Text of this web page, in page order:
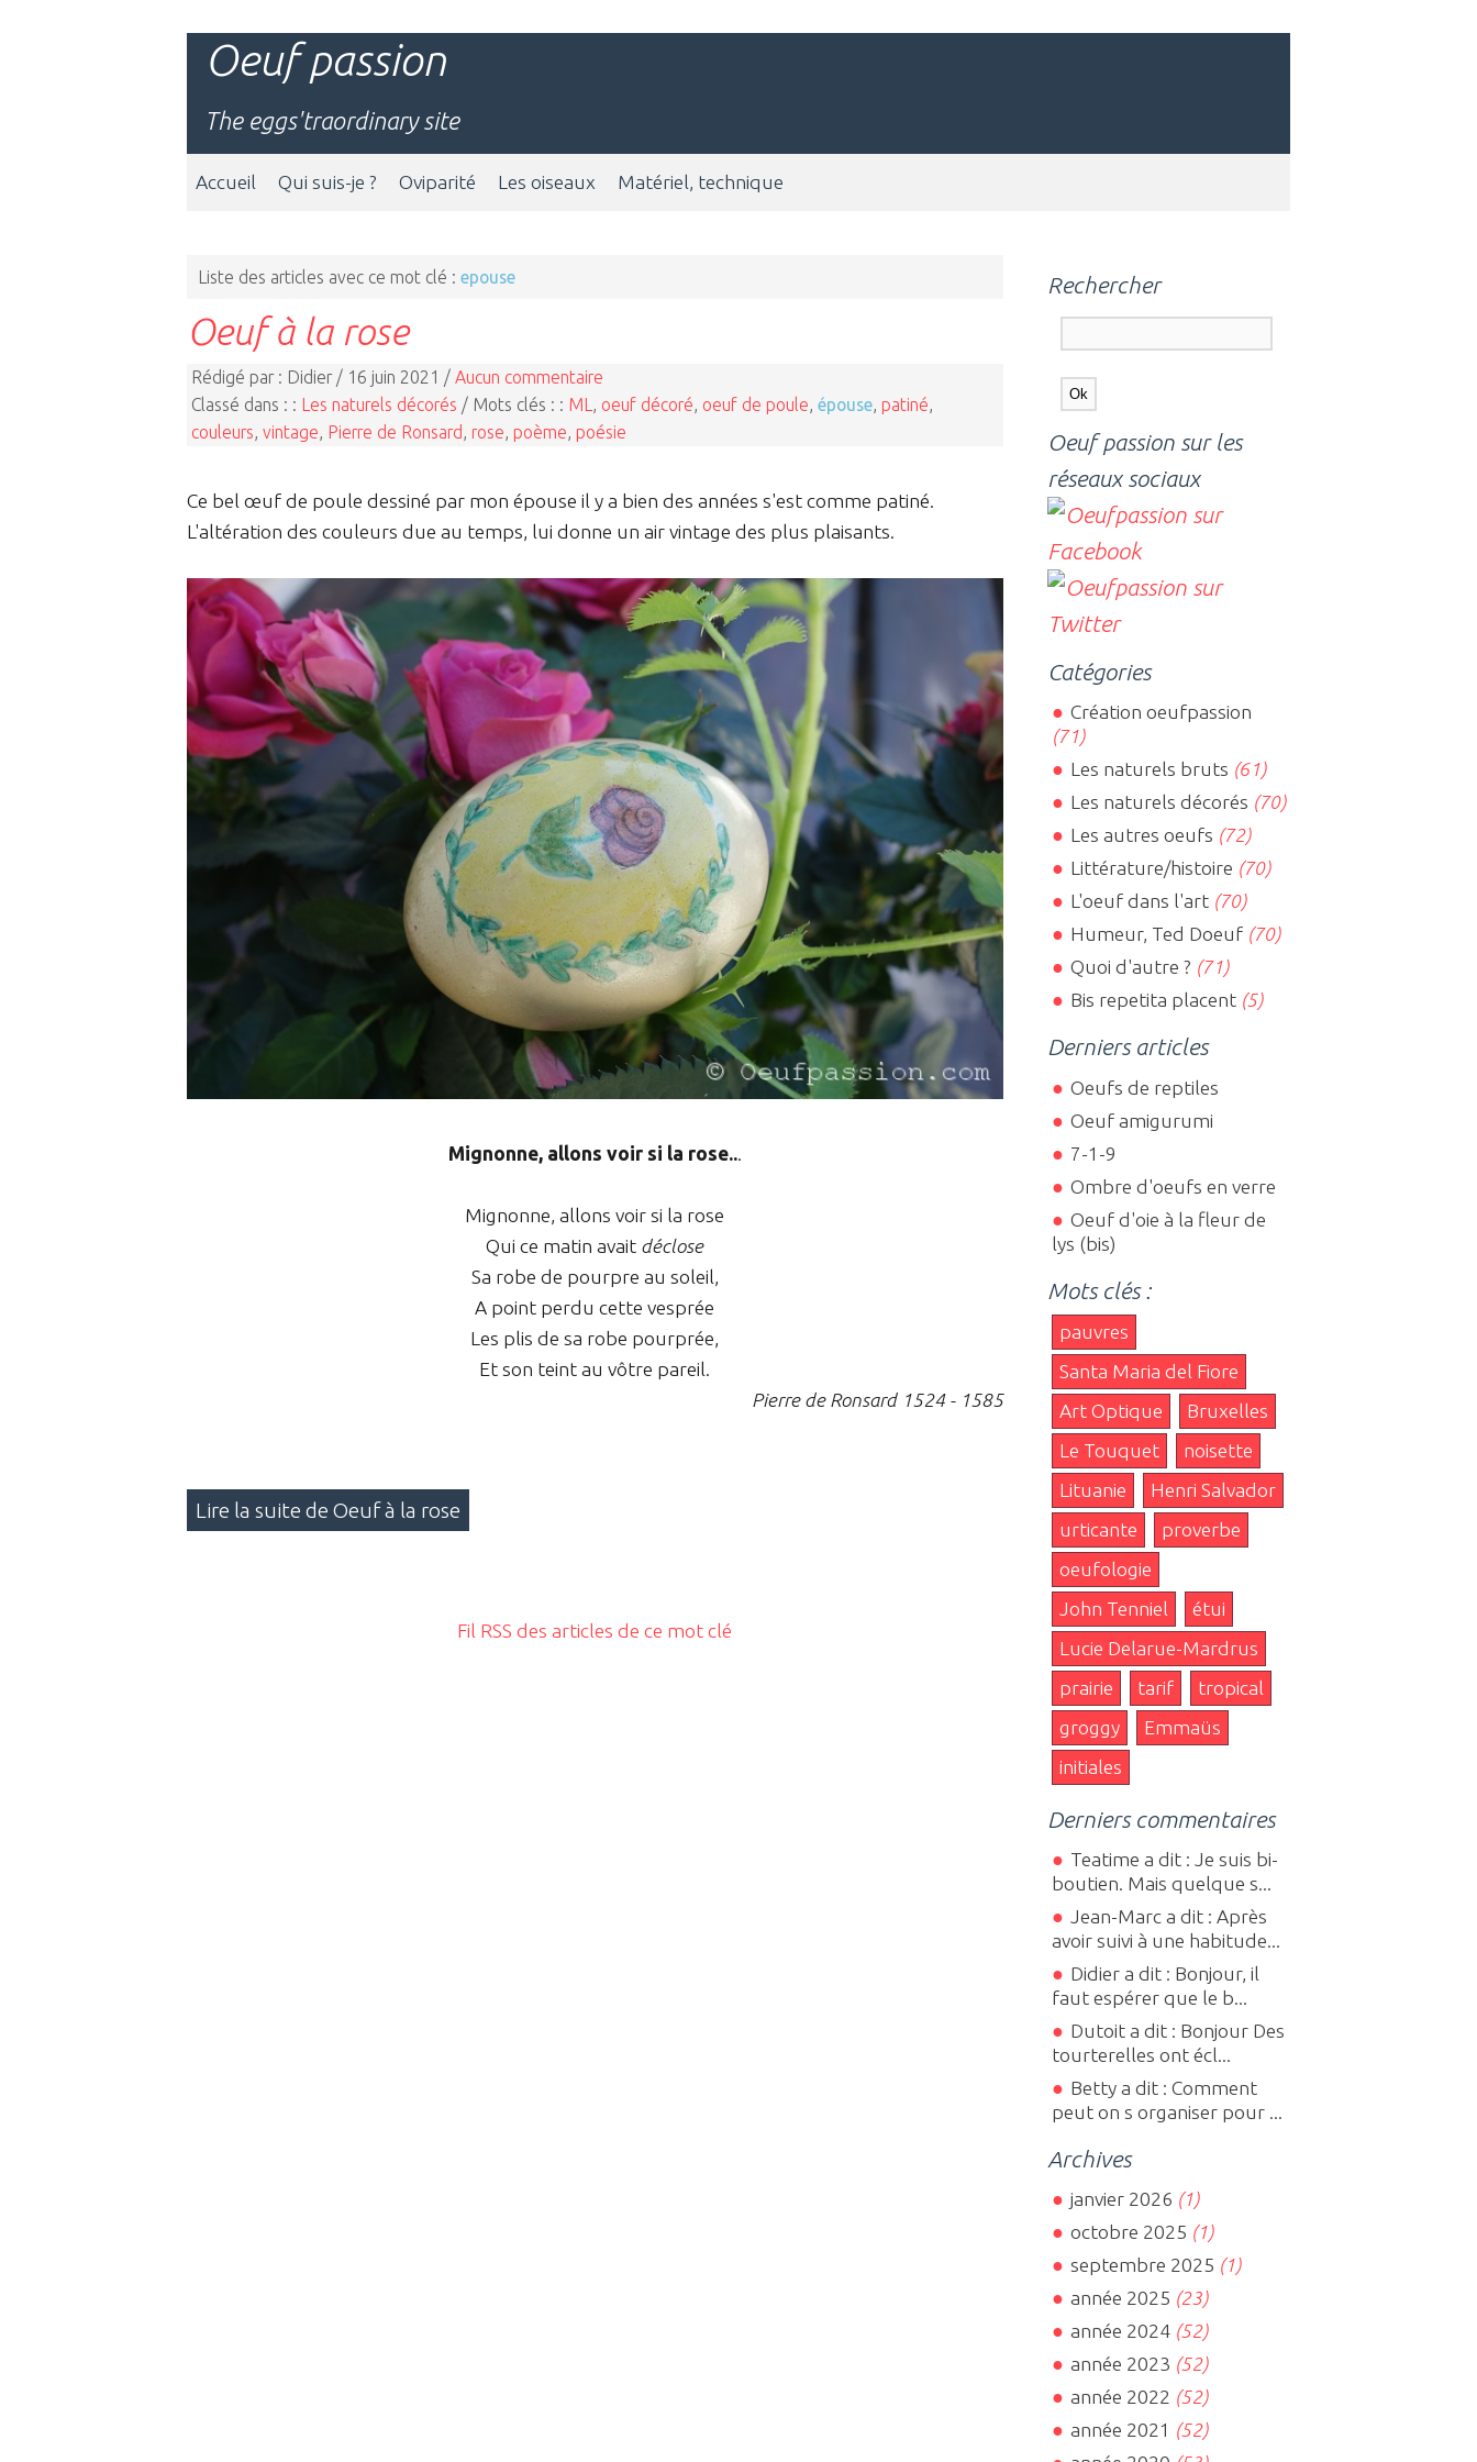
Oeuf passion
The eggs'traordinary site
Accueil Qui suis-je ? Oviparité Les oiseaux Matériel, technique
Liste des articles avec ce mot clé : epouse
Oeuf à la rose
Rédigé par : Didier / 16 juin 2021 / Aucun commentaire
Classé dans : : Les naturels décorés / Mots clés : : ML oeuf décoré oeuf de poule épouse patiné
couleurs vintage Pierre de Ronsard rose poème poésie
Ce bel œuf de poule dessiné par mon épouse il y a bien des années s'est comme patiné.
L'altération des couleurs due au temps, lui donne un air vintage des plus plaisants.
Mignonne, allons voir si la rose...
Mignonne, allons voir si la rose
Qui ce matin avait déclose
Sa robe de pourpre au soleil,
A point perdu cette vesprée
Les plis de sa robe pourprée,
Et son teint au vôtre pareil.
Pierre de Ronsard 1524 - 1585
Lire la suite de Oeuf à la rose
Fil RSS des articles de ce mot clé
Rechercher
Oeuf passion sur les
réseaux sociaux
Catégories
Création oeufpassion
(71)
Les naturels bruts (61)
Les naturels décorés (70)
Les autres oeufs (72)
Littérature/histoire (70)
L'oeuf dans l'art(70)
Humeur, Ted Doeuf(70)
Quoi d'autre ? (71)
Bis repetita placent(5)
Derniers articles
Oeufs de reptiles
Oeuf amigurumi
7-1-9
Ombre d'oeufs en verre
Oeuf d'oie à la fleur de
lys (bis)
Mots clés :
pauvres
Santa Maria del Fiore
Art Optique
Bruxelles
Le Touquet
noisette
Lituanie
Henri Salvador
urticante
proverbe
oeufologie
John Tenniel
étui
Lucie Delarue-Mardrus
prairie
tarif
tropical
groggy
Emmaüs
initiales
Derniers commentaires
Teatime a dit : Je suis bi-
boutien. Mais quelque s...
Jean-Marc a dit : Après
avoir suivi à une habitude...
Didier a dit : Bonjour, il
faut espérer que le b...
Dutoit a dit : Bonjour Des
tourterelles ont écl...
Betty a dit : Comment
peut on s organiser pour ...
Archives
janvier 2026 (1)
octobre 2025 (1)
septembre 2025 (1)
année 2025 (23)
année 2024(52)
année 2023 (52)
année 2022 (52)
année 2021 (52)